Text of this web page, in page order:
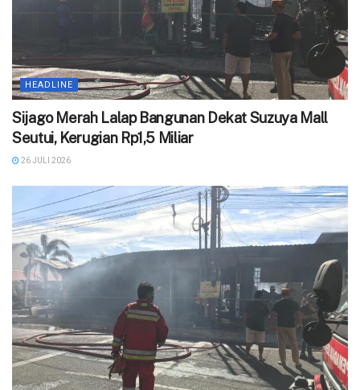
HEADLINE
Sijago Merah Lalap Bangunan Dekat Suzuya Mall
Seutui, Kerugian Rp1,5 Miliar
26 JULI 2026